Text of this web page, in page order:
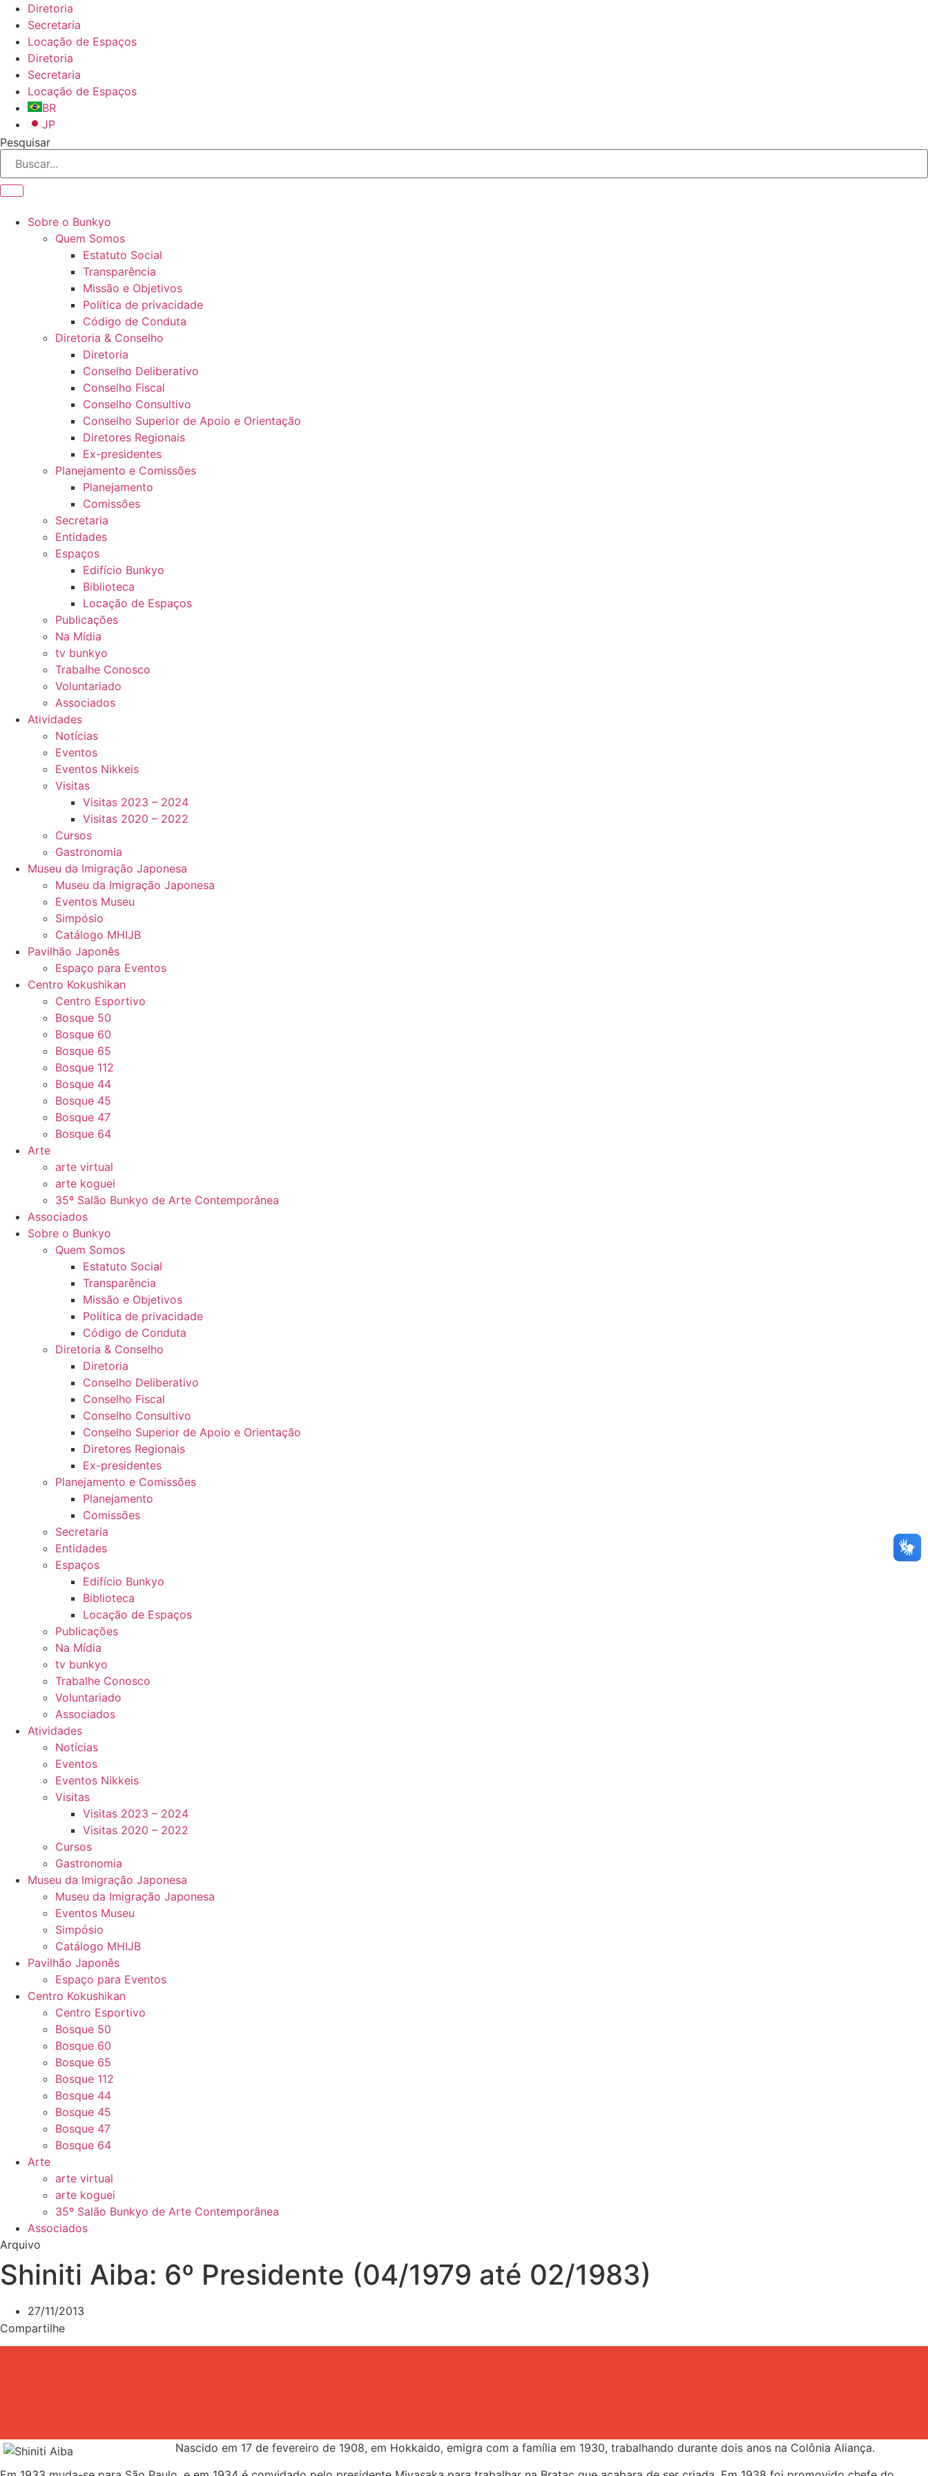
para
conteúdo
Diretoria
Secretaria
Locação de Espaços
Diretoria
Secretaria
Locação de Espaços
BR
JP
Pesquisar
Sobre o Bunkyo
Quem Somos
Estatuto Social
Transparência
Missão e Objetivos
Política de privacidade
Código de Conduta
Diretoria & Conselho
Diretoria
Conselho Deliberativo
Conselho Fiscal
Conselho Consultivo
Conselho Superior de Apoio e Orientação
Diretores Regionais
Ex-presidentes
Planejamento e Comissões
Planejamento
Comissões
Secretaria
Entidades
Espaços
Edifício Bunkyo
Biblioteca
Locação de Espaços
Publicações
Na Mídia
tv bunkyo
Trabalhe Conosco
Voluntariado
Associados
Atividades
Notícias
Eventos
Eventos Nikkeis
Visitas
Visitas 2023 – 2024
Visitas 2020 – 2022
Cursos
Gastronomia
Museu da Imigração Japonesa
Museu da Imigração Japonesa
Eventos Museu
Simpósio
Catálogo MHIJB
Pavilhão Japonês
Espaço para Eventos
Centro Kokushikan
Centro Esportivo
Bosque 50
Bosque 60
Bosque 65
Bosque 112
Bosque 44
Bosque 45
Bosque 47
Bosque 64
Arte
arte virtual
arte koguei
35º Salão Bunkyo de Arte Contemporânea
Associados
Sobre o Bunkyo
Quem Somos
Estatuto Social
Transparência
Missão e Objetivos
Política de privacidade
Código de Conduta
Diretoria & Conselho
Diretoria
Conselho Deliberativo
Conselho Fiscal
Conselho Consultivo
Conselho Superior de Apoio e Orientação
Diretores Regionais
Ex-presidentes
Planejamento e Comissões
Planejamento
Comissões
Secretaria
Entidades
Espaços
Edifício Bunkyo
Biblioteca
Locação de Espaços
Publicações
Na Mídia
tv bunkyo
Trabalhe Conosco
Voluntariado
Associados
Atividades
Notícias
Eventos
Eventos Nikkeis
Visitas
Visitas 2023 – 2024
Visitas 2020 – 2022
Cursos
Gastronomia
Museu da Imigração Japonesa
Museu da Imigração Japonesa
Eventos Museu
Simpósio
Catálogo MHIJB
Pavilhão Japonês
Espaço para Eventos
Centro Kokushikan
Centro Esportivo
Bosque 50
Bosque 60
Bosque 65
Bosque 112
Bosque 44
Bosque 45
Bosque 47
Bosque 64
Arte
arte virtual
arte koguei
35º Salão Bunkyo de Arte Contemporânea
Associados
Arquivo
Shiniti Aiba: 6º Presidente (04/1979 até 02/1983)
27/11/2013
Compartilhe
Nascido em 17 de fevereiro de 1908, em Hokkaido, emigra com a família em 1930, trabalhando durante dois anos na Colônia Aliança.